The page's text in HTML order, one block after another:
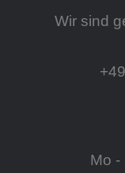
Wir sind
Mo -